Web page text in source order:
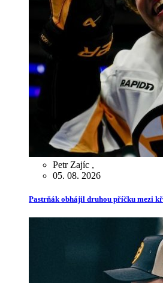
Petr Zajíc ,
05. 08. 2026
Pastrňák obhájil druhou příčku mezi